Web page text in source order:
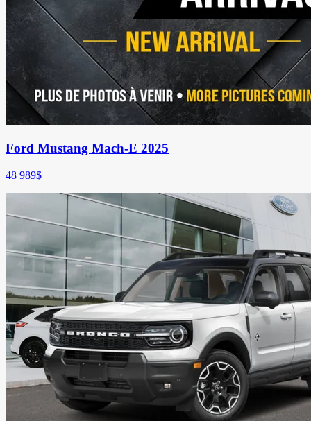
Ford Mustang Mach-E 2025
48 989$